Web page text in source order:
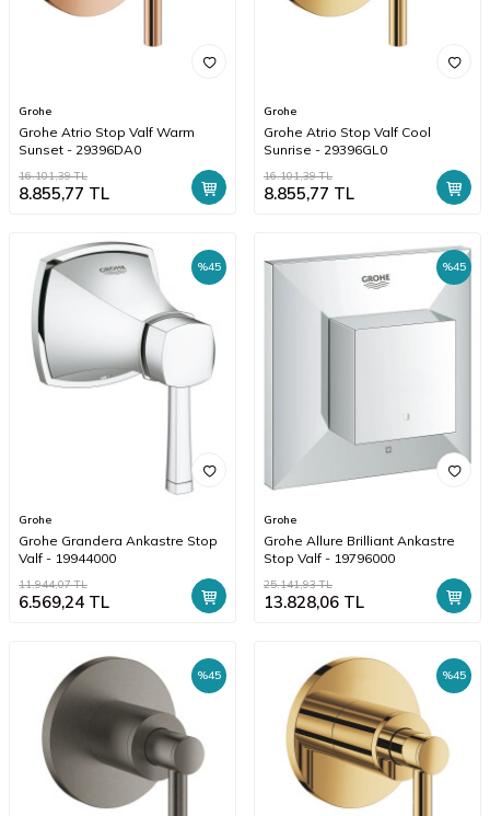
Grohe
Grohe Atrio Stop Valf Warm
Sunset - 29396DA0
16.101,39TL
8.855,77 TL
Grohe
Grohe Atrio Stop Valf Cool
Sunrise - 29396GL0
16.101,39TL
8.855,77 TL
%45
Grohe
Grohe Grandera Ankastre Stop
Valf - 19944000
11.944,07TL
6.569,24 TL
%45
Grohe
Grohe Allure Brilliant Ankastre
Stop Valf - 19796000
25.141,93TL
13.828,06 TL
%45 %45